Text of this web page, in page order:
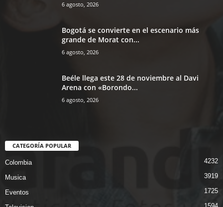
6 agosto, 2026
Bogotá se convierte en el escenario más
grande de Morat con...
6 agosto, 2026
Beéle llega este 28 de noviembre al Davi
Arena con «Borondo...
6 agosto, 2026
CATEGORÍA POPULAR
Colombia 4232
Musica 3919
Eventos 1725